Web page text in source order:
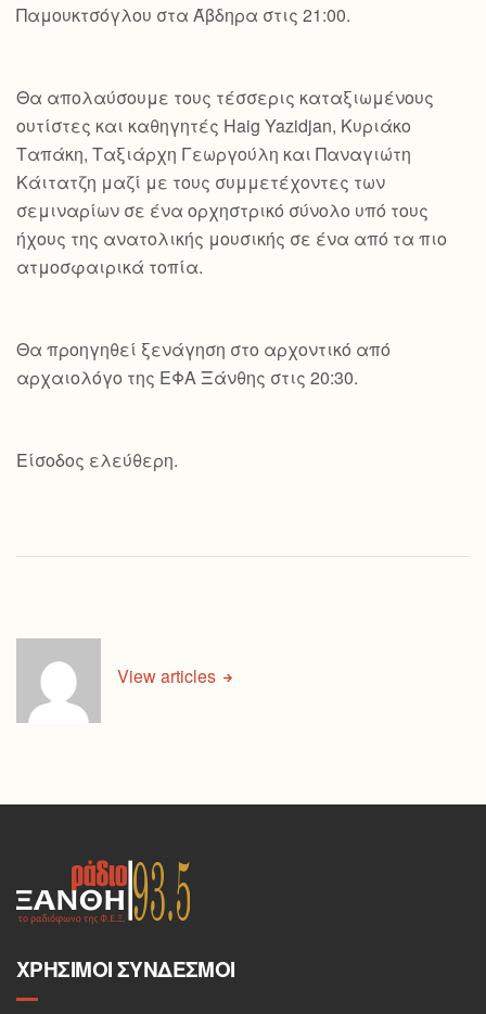
Παμουκτσόγλου στα Άβδηρα στις 21:00.
Θα απολαύσουμε τους τέσσερις καταξιωμένους
ουτίστες και καθηγητές Haig Yazidjan, Κυριάκο
Ταπάκη, Ταξιάρχη Γεωργούλη και Παναγιώτη
Κάιτατζη μαζί με τους συμμετέχοντες των
σεμιναρίων σε ένα ορχηστρικό σύνολο υπό τους
ήχους της ανατολικής μουσικής σε ένα από τα πιο
ατμοσφαιρικά τοπία.
Θα προηγηθεί ξενάγηση στο αρχοντικό από
αρχαιολόγο της ΕΦΑ Ξάνθης στις 20:30.
Είσοδος ελεύθερη.
View articles
ΧΡΉΣΙΜΟΙ ΣΎΝΔΕΣΜΟΙ